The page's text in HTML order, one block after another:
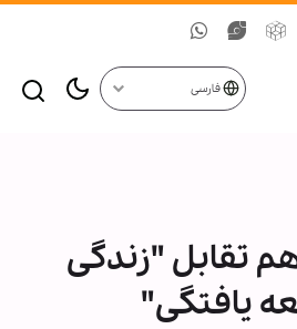
فارسی
تقابل "زندگی
یافتگی"